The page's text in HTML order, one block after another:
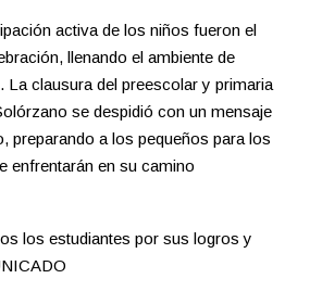
activa de los niños fueron el
llenando el ambiente de
La clausura del preescolar y primaria
se despidió con un mensaje
preparando a los pequeños para los
enfrentarán en su camino
los estudiantes por sus logros y